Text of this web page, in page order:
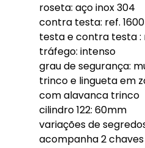
roseta: aço inox 304
contra testa: ref.
testa e contra testa
tráfego: intenso
grau de segurança:
trinco e lingueta em
com alavanca trinco
cilindro 122: 60mm
variações de
acompanha 2